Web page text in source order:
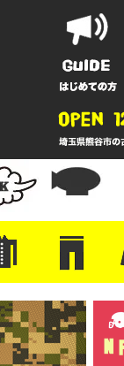
グ/ブランド
ェック/ストライプ
/ミリタリー/ウエスタ
ール ・ショートパンツ
・アウトドア/グラ
・ジーンズ/ペイン
・Levi's RED
・ミリタリー/ワーク
・コーデュロイ/ス
・コットン/スラッ
・オーバーオール/
・ジャージ/スウェ
ン
・
・